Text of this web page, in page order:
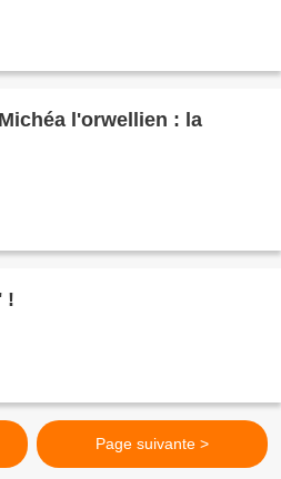
l'orwellien : la
!
Page suivante >